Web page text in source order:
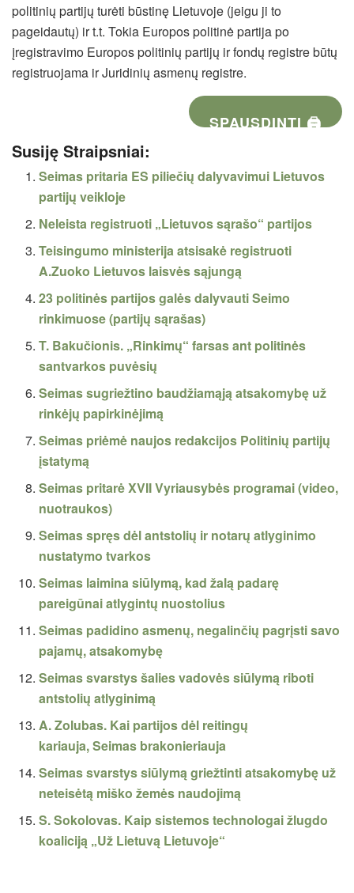
politinių partijų turėti būstinę Lietuvoje (jeigu ji to
pageidautų) ir t.t. Tokia Europos politinė partija po
įregistravimo Europos politinių partijų ir fondų registre būtų
registruojama ir Juridinių asmenų registre.
SPAUSDINTI 🖨
Susiję Straipsniai:
Seimas pritaria ES piliečių dalyvavimui Lietuvos
partijų veikloje
Neleista registruoti „Lietuvos sąrašo“ partijos
Teisingumo ministerija atsisakė registruoti
A.Zuoko Lietuvos laisvės sąjungą
23 politinės partijos galės dalyvauti Seimo
rinkimuose (partijų sąrašas)
T. Bakučionis. „Rinkimų“ farsas ant politinės
santvarkos puvėsių
Seimas sugriežtino baudžiamąją atsakomybę už
rinkėjų papirkinėjimą
Seimas priėmė naujos redakcijos Politinių partijų
įstatymą
Seimas pritarė XVII Vyriausybės programai (video,
nuotraukos)
Seimas spręs dėl antstolių ir notarų atlyginimo
nustatymo tvarkos
Seimas laimina siūlymą, kad žalą padarę
pareigūnai atlygintų nuostolius
Seimas padidino asmenų, negalinčių pagrįsti savo
pajamų, atsakomybę
Seimas svarstys šalies vadovės siūlymą riboti
antstolių atlyginimą
A. Zolubas. Kai partijos dėl reitingų
kariauja, Seimas brakonieriauja
Seimas svarstys siūlymą griežtinti atsakomybę už
neteisėtą miško žemės naudojimą
S. Sokolovas. Kaip sistemos technologai žlugdo
koaliciją „Už Lietuvą Lietuvoje“